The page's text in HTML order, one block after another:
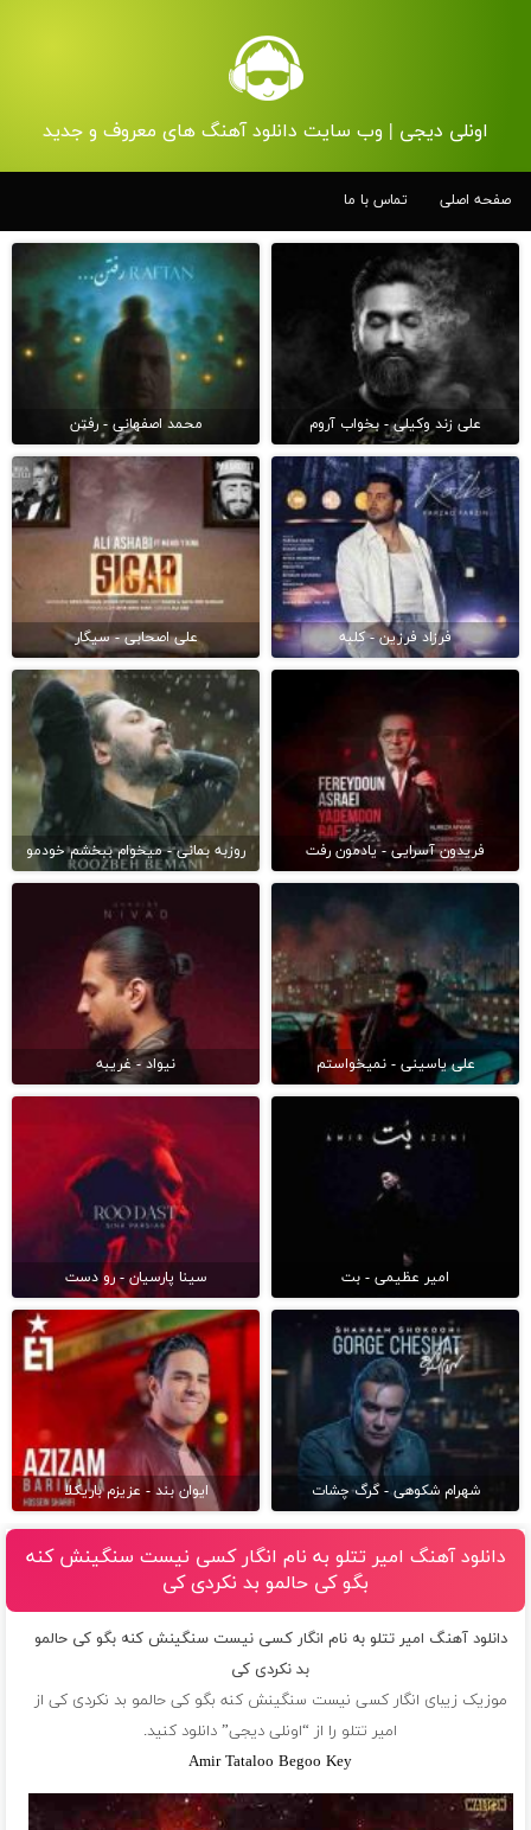
اونلی دیجی | وب سایت دانلود آهنگ های معروف و جدید
صفحه اصلی تماس با ما
علی زند وکیلی - بخواب آروم محمد اصفهانی - رفتن
فرزاد فرزین - کلبه علی اصحابی - سیگار
فریدون آسرایی - یادمون رفت روزبه بمانی - میخوام ببخشم خودمو
علی یاسینی - نمیخواستم نیواد - غریبه
امیر عظیمی - بت سینا پارسیان - رو دست
شهرام شکوهی - گرگ چشات ایوان بند - عزیزم باریکلا
دانلود آهنگ امیر تتلو به نام انگار کسی نیست سنگینش کنه
بگو کی حالمو بد نکردی کی
دانلود آهنگ امیر تتلو به نام انگار کسی نیست سنگینش کنه بگو کی حالمو
بد نکردی کی
موزیک زیبای انگار کسی نیست سنگینش کنه بگو کی حالمو بد نکردی کی از
امیر تتلو را از “اونلی دیجی” دانلود کنید.
Amir Tataloo Begoo Key